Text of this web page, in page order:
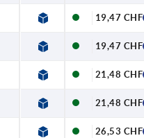
19,47 CHF
19,47 CHF
21,48 CHF
21,48 CHF
26,53 CHF